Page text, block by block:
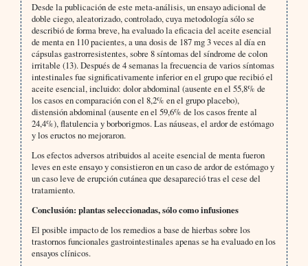
Desde la publicación de este meta-análisis, un ensayo adicional de
doble ciego, aleatorizado, controlado, cuya metodología sólo se
describió de forma breve, ha evaluado la eficacia del aceite esencial
de menta en 110 pacientes, a una dosis de 187 mg 3 veces al día en
cápsulas gastrorresistentes, sobre 8 síntomas del síndrome de colon
irritable (13). Después de 4 semanas la frecuencia de varios síntomas
intestinales fue significativamente inferior en el grupo que recibió el
aceite esencial, incluido: dolor abdominal (ausente en el 55,8% de
los casos en comparación con el 8,2% en el grupo placebo),
distensión abdominal (ausente en el 59,6% de los casos frente al
24,4%), flatulencia y borborigmos. Las náuseas, el ardor de estómago
y los eructos no mejoraron.
Los efectos adversos atribuidos al aceite esencial de menta fueron
leves en este ensayo y consistieron en un caso de ardor de estómago y
un caso leve de erupción cutánea que desapareció tras el cese del
tratamiento.
Conclusión: plantas seleccionadas, sólo como infusiones
El posible impacto de los remedios a base de hierbas sobre los
trastornos funcionales gastrointestinales apenas se ha evaluado en los
ensayos clínicos.